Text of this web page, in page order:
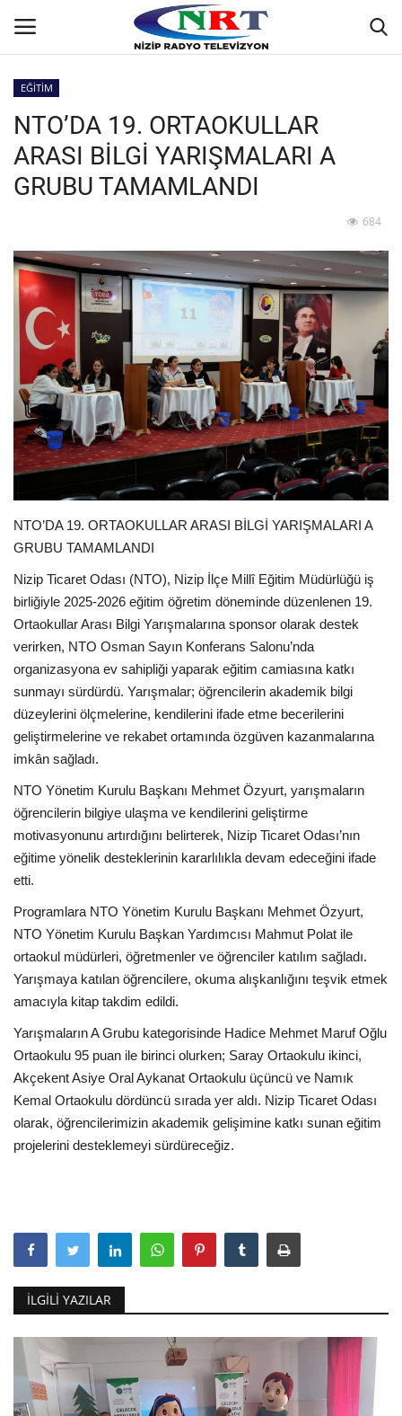
Ana
GÜNDEM
Siyaset
Ekonomi
Yaşam
Spor
EĞİTİM
EĞİTİM
NTO’DA 19. ORTAOKULLAR
ARASI BİLGİ YARIŞMALARI A
GRUBU TAMAMLANDI
684
NTO’DA 19. ORTAOKULLAR ARASI BİLGİ YARIŞMALARI A
GRUBU TAMAMLANDI
Nizip Ticaret Odası (NTO), Nizip İlçe Millî Eğitim Müdürlüğü iş
birliğiyle 2025-2026 eğitim öğretim döneminde düzenlenen 19.
Ortaokullar Arası Bilgi Yarışmalarına sponsor olarak destek
verirken, NTO Osman Sayın Konferans Salonu’nda
organizasyona ev sahipliği yaparak eğitim camiasına katkı
sunmayı sürdürdü. Yarışmalar; öğrencilerin akademik bilgi
düzeylerini ölçmelerine, kendilerini ifade etme becerilerini
geliştirmelerine ve rekabet ortamında özgüven kazanmalarına
imkân sağladı.
NTO Yönetim Kurulu Başkanı Mehmet Özyurt, yarışmaların
öğrencilerin bilgiye ulaşma ve kendilerini geliştirme
motivasyonunu artırdığını belirterek, Nizip Ticaret Odası’nın
eğitime yönelik desteklerinin kararlılıkla devam edeceğini ifade
etti.
Programlara NTO Yönetim Kurulu Başkanı Mehmet Özyurt,
NTO Yönetim Kurulu Başkan Yardımcısı Mahmut Polat ile
ortaokul müdürleri, öğretmenler ve öğrenciler katılım sağladı.
Yarışmaya katılan öğrencilere, okuma alışkanlığını teşvik etmek
amacıyla kitap takdim edildi.
Yarışmaların A Grubu kategorisinde Hadice Mehmet Maruf Oğlu
Ortaokulu 95 puan ile birinci olurken; Saray Ortaokulu ikinci,
Akçekent Asiye Oral Aykanat Ortaokulu üçüncü ve Namık
Kemal Ortaokulu dördüncü sırada yer aldı. Nizip Ticaret Odası
olarak, öğrencilerimizin akademik gelişimine katkı sunan eğitim
projelerini desteklemeyi sürdüreceğiz.
İLGILI YAZILAR